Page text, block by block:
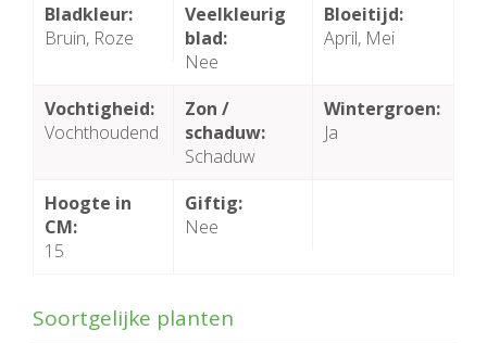
Bladkleur:
Bruin, Roze
Veelkleurig
blad:
Nee
Bloeitijd:
April, Mei
Vochtigheid:
Vochthoudend
Zon /
schaduw:
Schaduw
Wintergroen:
Ja
Hoogte in
CM:
15
Giftig:
Nee
Soortgelijke planten